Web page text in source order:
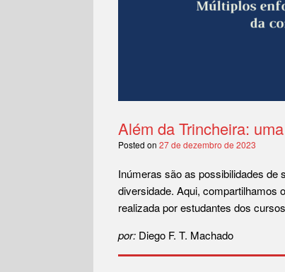
Além da Trincheira:
Posted on 27 de dezembro de 2023
Inúmeras são as possibilidades
diversidade. Aqui, compartilhamos
realizada por estudantes dos
por: Diego F. T. Machado